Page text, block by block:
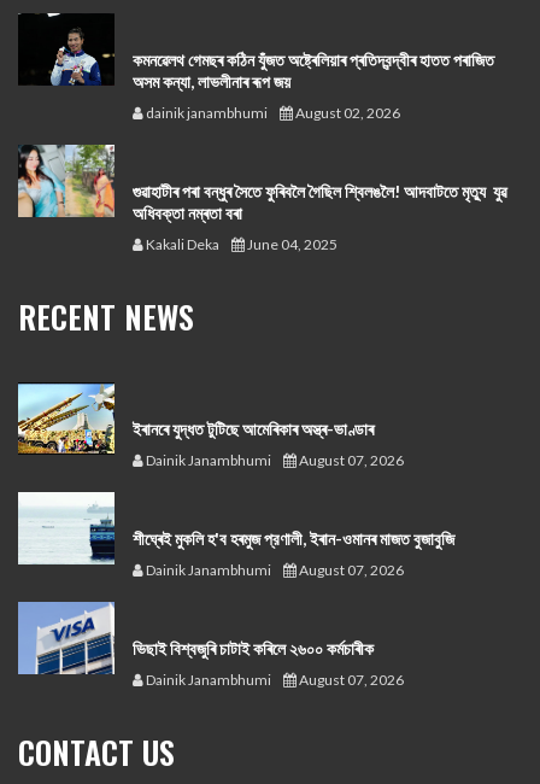
কমনৱেলথ গেমছৰ কঠিন যুঁজত অষ্ট্ৰেলিয়াৰ প্ৰতিদ্বন্দ্বীৰ হাতত পৰাজিত
অসম কন্যা, লাভলীনাৰ ৰূপ জয়
dainik janambhumi August 02, 2026
গুৱাহাটীৰ পৰা বন্ধুৰ সৈতে ফুৰিবলৈ গৈছিল শ্বিলঙলৈ! আদবাটতে মৃত্যু যুৱ
অধিবক্তা নম্ৰতা বৰা
Kakali Deka June 04, 2025
RECENT NEWS
ইৰানৰে যুদ্ধত টুটিছে আমেৰিকাৰ অস্ত্ৰ-ভাণ্ডাৰ
Dainik Janambhumi August 07, 2026
শীঘ্ৰেই মুকলি হ'ব হৰমুজ প্রণালী, ইৰান-ওমানৰ মাজত বুজাবুজি
Dainik Janambhumi August 07, 2026
ভিছাই বিশ্বজুৰি চাটাই কৰিলে ২৬০০ কৰ্মচাৰীক
Dainik Janambhumi August 07, 2026
CONTACT US